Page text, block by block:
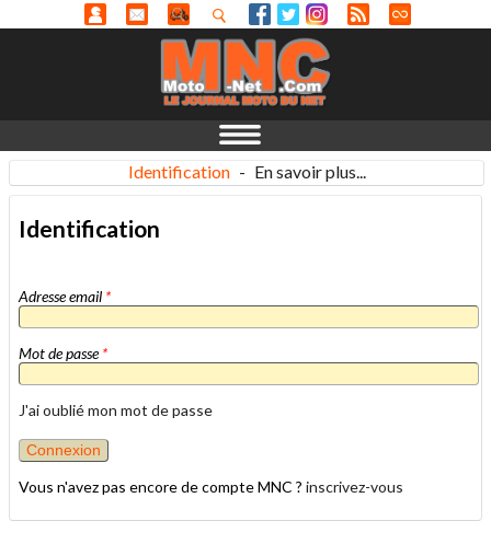
Identification - En savoir plus...
Identification
Adresse email *
Mot de passe*
J'ai oublié mon mot de passe
Vous n'avez pas encore de compte MNC ? inscrivez-vous